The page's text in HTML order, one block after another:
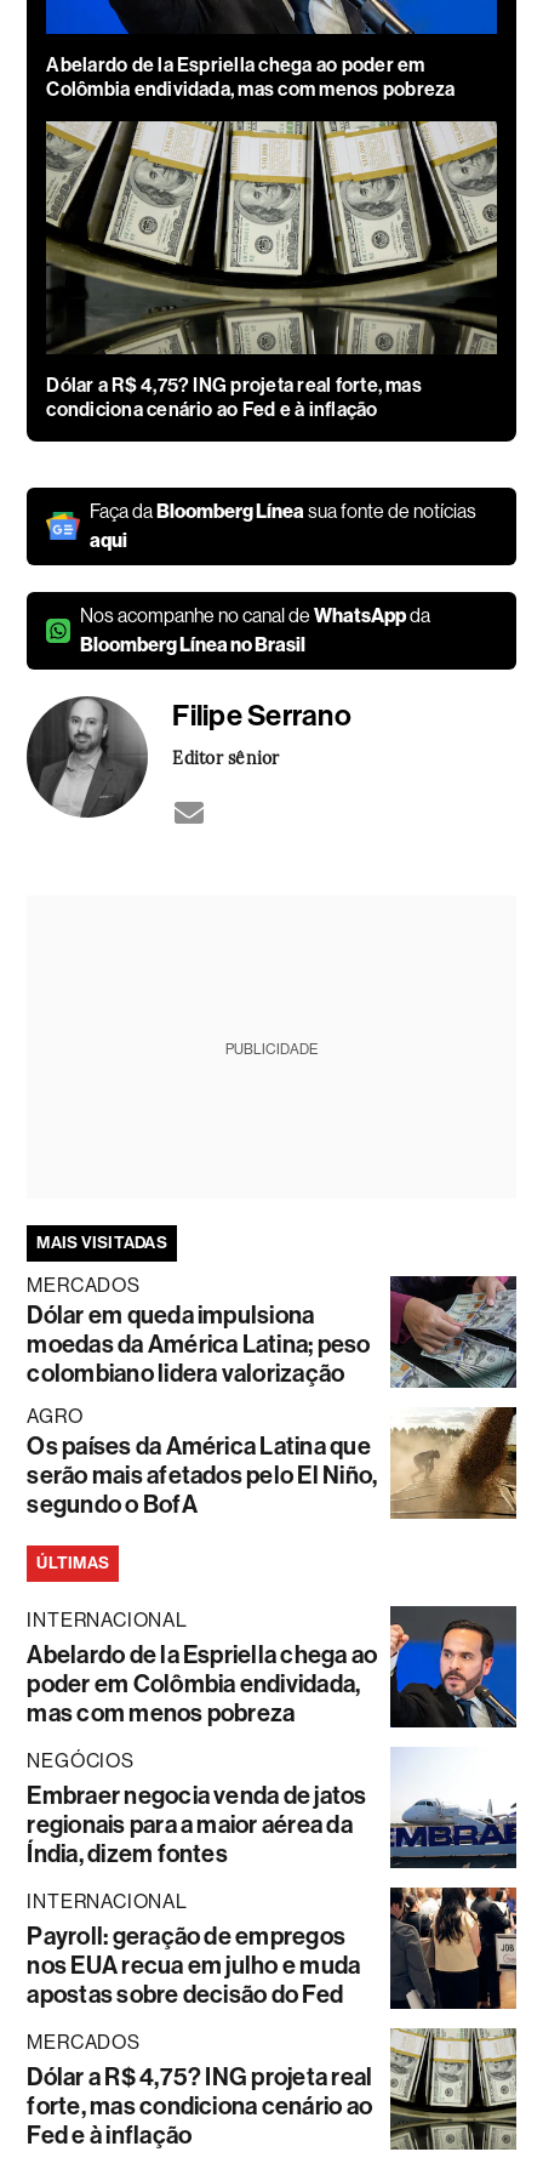
Abelardo de la Espriella chega ao poder em
Colômbia endividada, mas com menos pobreza
Dólar a R$ 4,75? ING projeta real forte, mas
condiciona cenário ao Fed e à inflação
Faça daBloomberg Línea sua fonte de notícias
aqui
Nos acompanhe no canal deWhatsAppda
Bloomberg Línea no Brasil
Filipe Serrano
Editor sênior
PUBLICIDADE
MAIS VISITADAS
MERCADOS
Dólar em queda impulsiona
moedas da América Latina; peso
colombiano lidera valorização
AGRO
Os países da América Latina que
serão mais afetados pelo El Niño,
segundo o BofA
ÚLTIMAS
INTERNACIONAL
Abelardo de la Espriella chega ao
poder em Colômbia endividada,
mas com menos pobreza
NEGÓCIOS
Embraer negocia venda de jatos
regionais para a maior aérea da
Índia, dizem fontes
INTERNACIONAL
Payroll: geração de empregos
nos EUA recua em julho e muda
apostas sobre decisão do Fed
MERCADOS
Dólar a R$ 4,75? ING projeta real
forte, mas condiciona cenário ao
Fed e à inflação